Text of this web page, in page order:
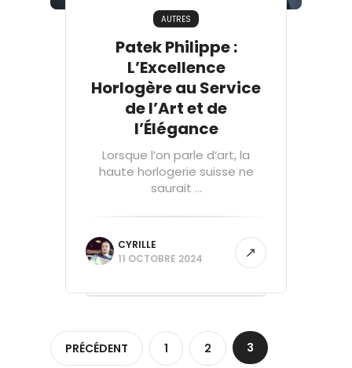
AUTRES
Patek Philippe :
L’Excellence
Horlogère au Service
de l’Art et de
l’Élégance
Lorsque l’on parle d’art, la
haute horlogerie suisse ne
saurait ...
CYRILLE
11 OCTOBRE 2024
PRÉCÉDENT 1 2 3